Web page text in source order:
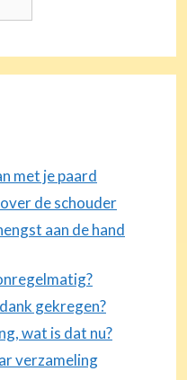
met je paard
de schouder
aan de hand
gekregen?
wat is dat nu?
verzameling